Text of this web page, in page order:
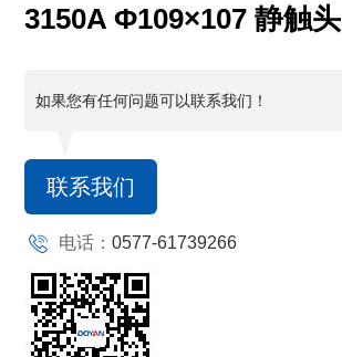
3150A Φ109×107 静触头
如果您有任何问题可以联系我们！
联系我们
电话：0577-61739266